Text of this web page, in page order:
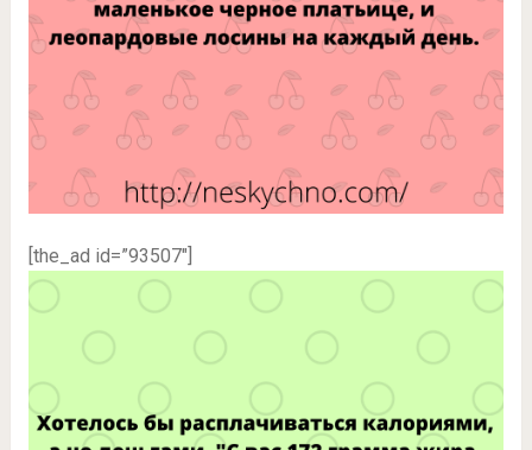
[the_ad id=”93507″]